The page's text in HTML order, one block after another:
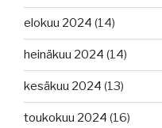
elokuu 2024 (14)
heinäkuu 2024 (14)
kesäkuu 2024 (13)
toukokuu 2024 (16)